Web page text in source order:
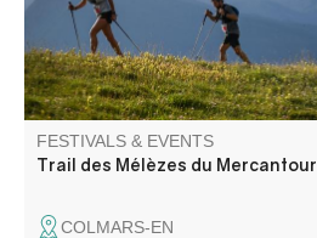
FESTIVALS & EVENTS
Trail des Mélèzes du Mercantour
COLMARS-EN